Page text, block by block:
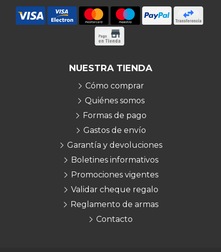
NUESTRA TIENDA
Cómo comprar
Quiénes somos
Formas de pago
Gastos de envío
Garantía y devoluciones
Boletines informativos
Promociones vigentes
Validar cheque regalo
Reglamento de armas
Contacto